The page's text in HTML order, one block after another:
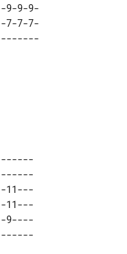
9-9-9-
7-7-7-
11---
11---
9----